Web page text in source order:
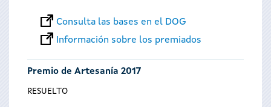
Consulta las bases en el DOG
Información sobre los premiados
Premio de Artesanía 2017
RESUELTO